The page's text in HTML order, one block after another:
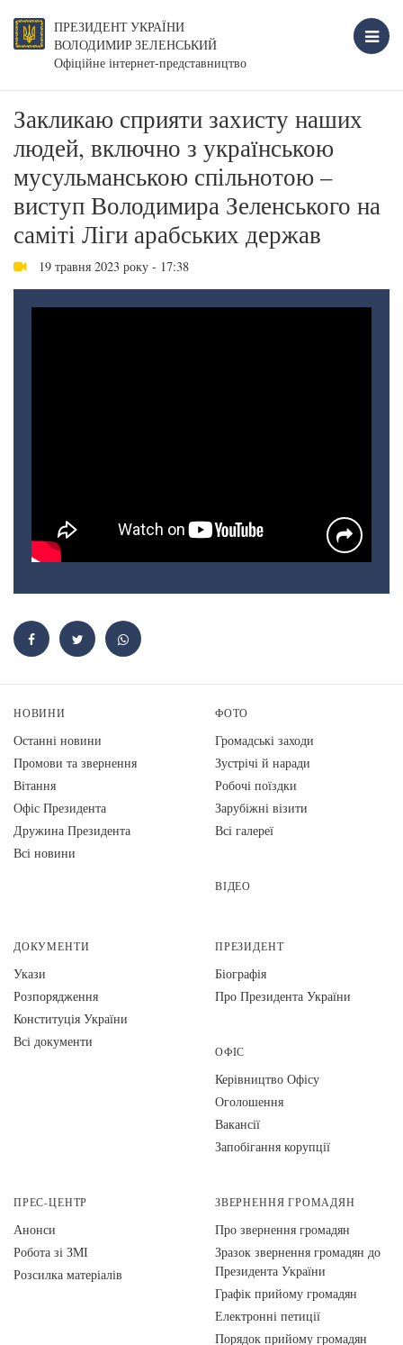
ПРЕЗИДЕНТ УКРАЇНИ
ВОЛОДИМИР ЗЕЛЕНСЬКИЙ
Офіційне інтернет-представництво
Закликаю сприяти захисту наших
людей, включно з українською
мусульманською спільнотою –
виступ Володимира Зеленського на
саміті Ліги арабських держав
19 травня 2023 року - 17:38
НОВИНИ
Останні новини
Промови та звернення
Вiтання
Офіс Президента
Дружина Президента
Всі новини
ФОТО
Громадські заходи
Зустрічі й наради
Робочі поїздки
Зарубіжні візити
Всі галереї
ВІДЕО
ДОКУМЕНТИ
Укази
Розпорядження
Конституція України
Всі документи
ПРЕЗИДЕНТ
Біографія
Про Президента України
ОФІС
Керівництво Офісу
Оголошення
Вакансії
Запобігання корупції
ПРЕС-ЦЕНТР
Анонси
Робота зі ЗМІ
Розсилка матеріалів
ЗВЕРНЕННЯ ГРОМАДЯН
Про звернення громадян
Зразок звернення громадян до
Президента України
Графік прийому громадян
Електронні петиції
Порядок прийому громадян